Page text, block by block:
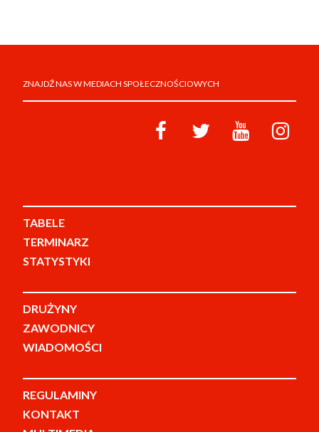
ZNAJDŹ NAS W MEDIACH SPOŁECZNOŚCIOWYCH
TABELE
TERMINARZ
STATYSTYKI
DRUŻYNY
ZAWODNICY
WIADOMOŚCI
REGULAMINY
KONTAKT